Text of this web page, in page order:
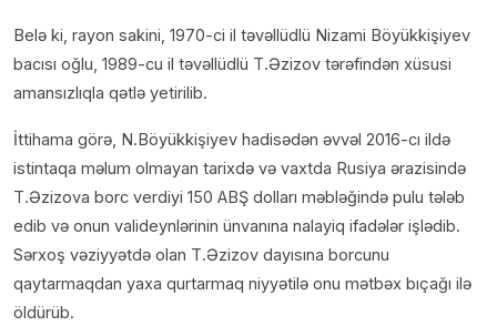
Belə ki, rayon sakini, 1970-ci il təvəllüdlü Nizami Böyükkişiyev
bacısı oğlu, 1989-cu il təvəllüdlü T.Əzizov tərəfindən xüsusi
amansızlıqla qətlə yetirilib.
İttihama görə, N.Böyükkişiyev hadisədən əvvəl 2016-cı ildə
istintaqa məlum olmayan tarixdə və vaxtda Rusiya ərazisində
T.Əzizova borc verdiyi 150 ABŞ dolları məbləğində pulu tələb
edib və onun valideynlərinin ünvanına nalayiq ifadələr işlədib.
Sərxoş vəziyyətdə olan T.Əzizov dayısına borcunu
qaytarmaqdan yaxa qurtarmaq niyyətilə onu mətbəx bıçağı ilə
öldürüb.